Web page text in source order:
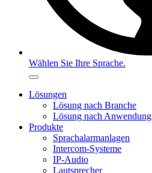
Wählen Sie Ihre Sprache.
Lösungen
Lösung nach Branche
Lösung nach Anwendung
Produkte
Sprachalarmanlagen
Intercom-Systeme
IP-Audio
Lautsprecher